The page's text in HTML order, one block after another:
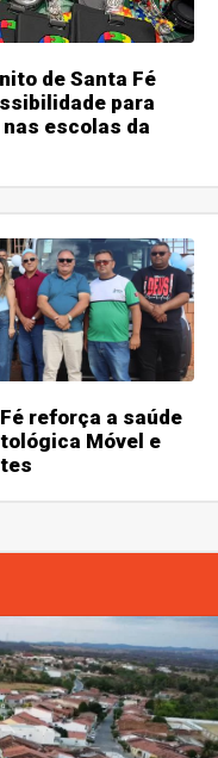
de Santa Fé
para
escolas da
reforça a saúde
Móvel e